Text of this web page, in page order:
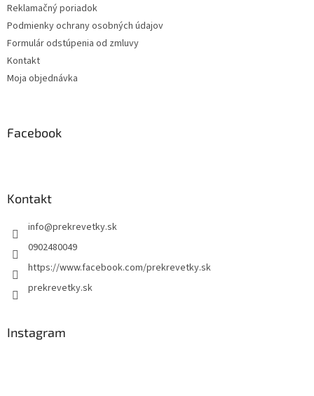
Reklamačný poriadok
Podmienky ochrany osobných údajov
Formulár odstúpenia od zmluvy
Kontakt
Moja objednávka
Facebook
Kontakt
info@prekrevetky.sk
0902480049
https://www.facebook.com/prekrevetky.sk
prekrevetky.sk
Instagram